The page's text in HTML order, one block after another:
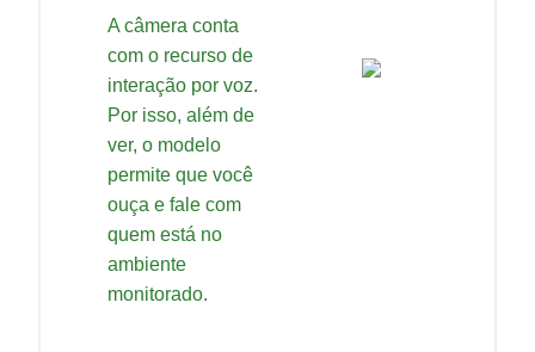
A câmera conta
com o recurso de
interação por voz.
Por isso, além de
ver, o modelo
permite que você
ouça e fale com
quem está no
ambiente
monitorado.